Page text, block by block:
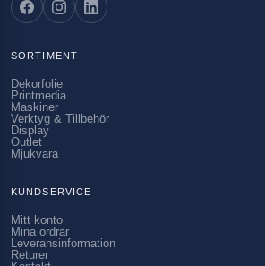
SORTIMENT
Dekorfolie
Printmedia
Maskiner
Verktyg & Tillbehör
Display
Outlet
Mjukvara
KUNDSERVICE
Mitt konto
Mina ordrar
Leveransinformation
Returer